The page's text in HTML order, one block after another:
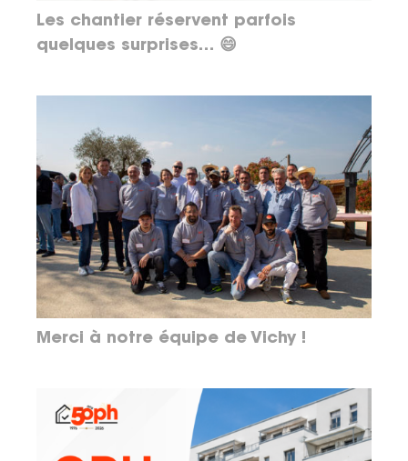
Les chantier réservent parfois
quelques surprises… 😄
Merci à notre équipe de Vichy !